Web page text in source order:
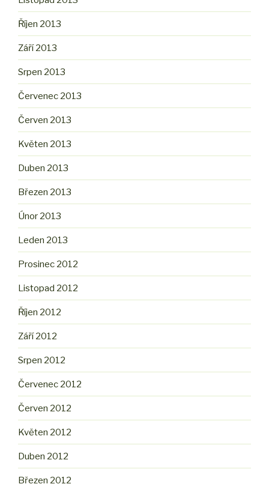
Říjen 2013
Září 2013
Srpen 2013
Červenec 2013
Červen 2013
Květen 2013
Duben 2013
Březen 2013
Únor 2013
Leden 2013
Prosinec 2012
Listopad 2012
Říjen 2012
Září 2012
Srpen 2012
Červenec 2012
Červen 2012
Květen 2012
Duben 2012
Březen 2012